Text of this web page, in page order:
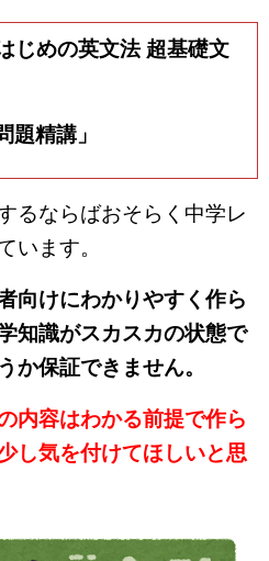
じめの英文法 超基礎文
題精講」
るならばおそらく中学レ
います。
向けにわかりやすく作ら
知識がスカスカの状態で
か保証できません。
内容はわかる前提で作ら
し気を付けてほしいと思